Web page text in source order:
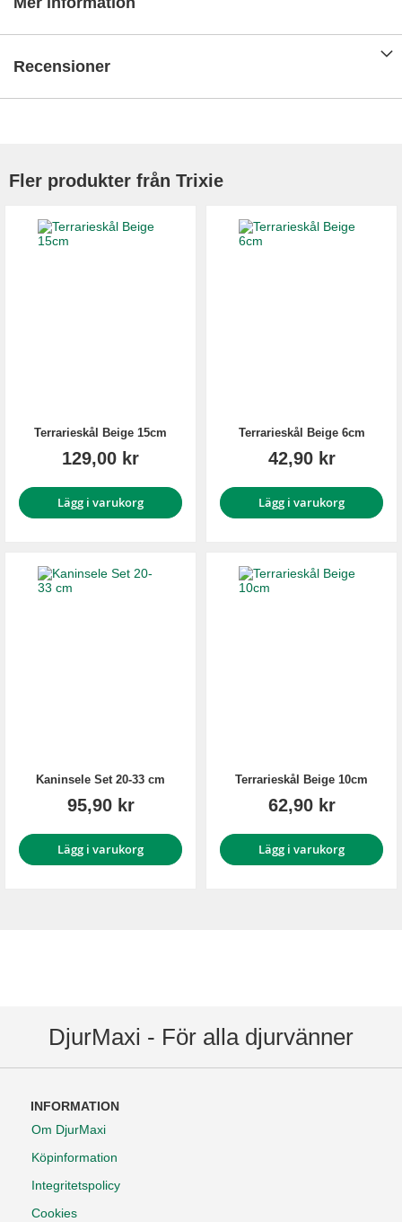
Recensioner
Fler produkter från Trixie
Terrarieskål Beige 15cm
129,00 kr
Lägg i varukorg
Terrarieskål Beige 6cm
42,90 kr
Lägg i varukorg
Kaninsele Set 20-33 cm
95,90 kr
Lägg i varukorg
Terrarieskål Beige 10cm
62,90 kr
Lägg i varukorg
DjurMaxi - För alla djurvänner
INFORMATION
Om DjurMaxi
Köpinformation
Integritetspolicy
Cookies